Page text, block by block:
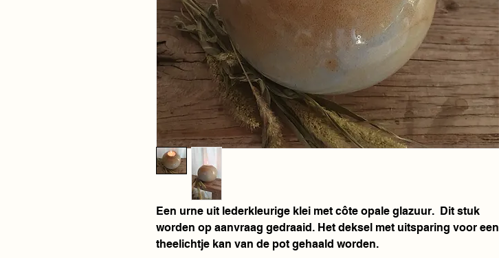
Een urne uit lederkleurige klei met côte opale glazuur. Dit stuk
worden op aanvraag gedraaid. Het deksel met uitsparing voor een
theelichtje kan van de pot gehaald worden.